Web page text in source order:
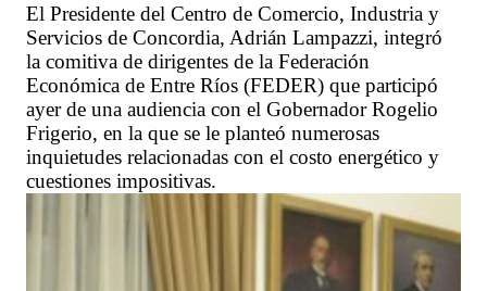
El Presidente del Centro de Comercio, Industria y
Servicios de Concordia, Adrián Lampazzi, integró
la comitiva de dirigentes de la Federación
Económica de Entre Ríos (FEDER) que participó
ayer de una audiencia con el Gobernador Rogelio
Frigerio, en la que se le planteó numerosas
inquietudes relacionadas con el costo energético y
cuestiones impositivas.